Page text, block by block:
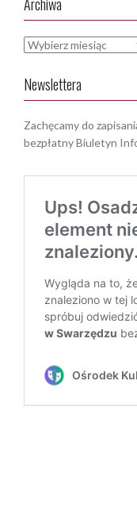
Archiwa
Archiwa
Newslettera
Zachęcamy do
bezpłatny Biuletyn